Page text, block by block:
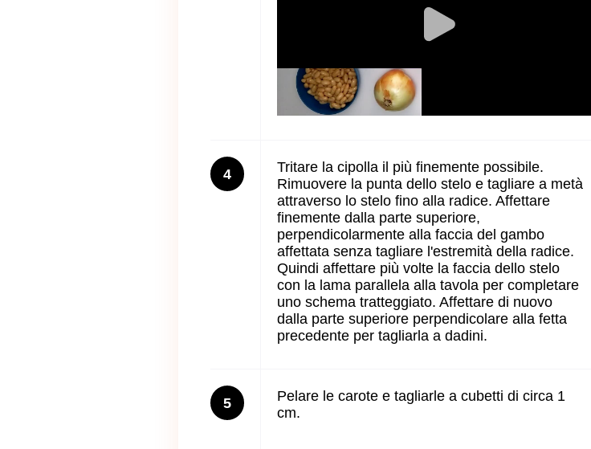
4
Tritare la cipolla il più finemente possibile.
Rimuovere la punta dello stelo e tagliare a metà
attraverso lo stelo fino alla radice. Affettare
finemente dalla parte superiore,
perpendicolarmente alla faccia del gambo
affettata senza tagliare l'estremità della radice.
Quindi affettare più volte la faccia dello stelo
con la lama parallela alla tavola per completare
uno schema tratteggiato. Affettare di nuovo
dalla parte superiore perpendicolare alla fetta
precedente per tagliarla a dadini.
5
Pelare le carote e tagliarle a cubetti di circa 1
cm.